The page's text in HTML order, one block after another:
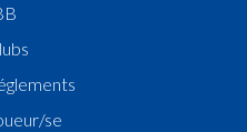
se